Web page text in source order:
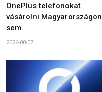
OnePlus telefonokat
vásárolni Magyarországon
sem
2026-08-07